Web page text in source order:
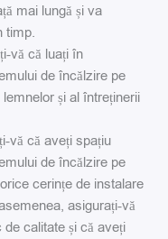
mai lungă și va
timp.
vă că luați în
de încălzire pe
și al întreținerii
vă că aveți spațiu
de încălzire pe
cerințe de instalare
asigurați-vă
calitate și că aveți